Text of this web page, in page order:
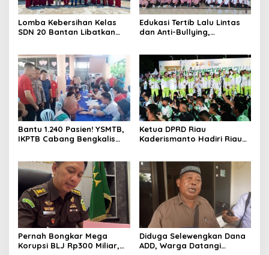
Lomba Kebersihan Kelas
SDN 20 Bantan Libatkan
Edukasi Tertib Lalu Lintas
dan Anti-Bullying,
di SD IT Al-Fatih Duri
Bantu 1.240 Pasien! YSMTB,
IKPTB Cabang Bengkalis
Men Riau Atas Kegiatan
Bakti Sosial Kesehatan Di
Bengkalis.
Ketua DPRD Riau
Kaderismanto Hadiri Riau
Kampanye Lingkungan
Pernah Bongkar Mega
Korupsi BLJ Rp300 Miliar,
Diduga Selewengkan Dana
ADD, Warga Datangi